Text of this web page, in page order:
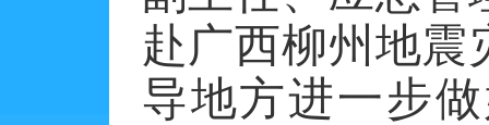
赴广西柳州地震
导地方进一步